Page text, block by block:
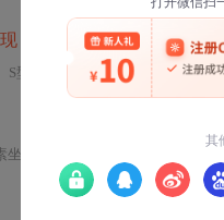
九点标定的视觉定位、增量式PID闭环胶量控制，以及
型（仿射/透视变换）、误差来源分析（机械振动、镜头畸变、标定板平面度